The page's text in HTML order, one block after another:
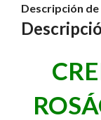
Descripción